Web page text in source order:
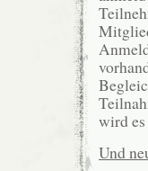
wird
Und